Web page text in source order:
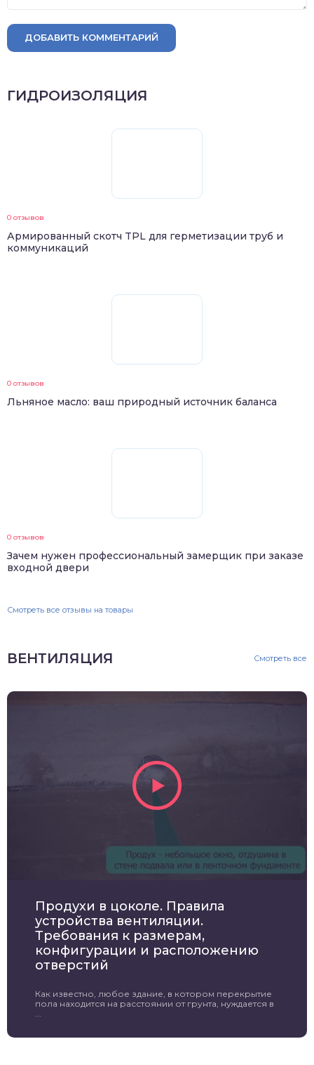
ДОБАВИТЬ КОММЕНТАРИЙ
ГИДРОИЗОЛЯЦИЯ
0 отзывов
Армированный скотч TPL для герметизации труб и
коммуникаций
0 отзывов
Льняное масло: ваш природный источник баланса
0 отзывов
Зачем нужен профессиональный замерщик при заказе
входной двери
Смотреть все отзывы на товары
ВЕНТИЛЯЦИЯ Смотреть все
Продухи в цоколе. Правила
устройства вентиляции.
Требования к размерам,
конфигурации и расположению
отверстий
Как известно, любое здание, в котором перекрытие
пола находится на расстоянии от грунта, нуждается в